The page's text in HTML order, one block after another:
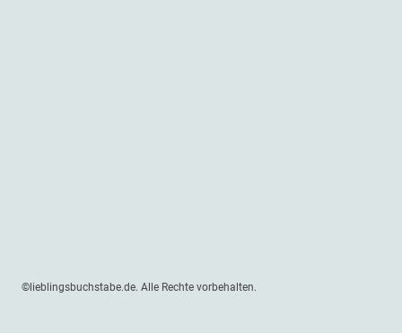
©lieblingsbuchstabe.de. Alle Rechte vorbehalten.